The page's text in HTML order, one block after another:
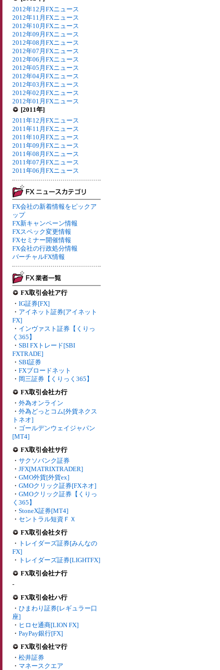
2012年12月FXニュース
2012年11月FXニュース
2012年10月FXニュース
2012年09月FXニュース
2012年08月FXニュース
2012年07月FXニュース
2012年06月FXニュース
2012年05月FXニュース
2012年04月FXニュース
2012年03月FXニュース
2012年02月FXニュース
2012年01月FXニュース
[2011年]
2011年12月FXニュース
2011年11月FXニュース
2011年10月FXニュース
2011年09月FXニュース
2011年08月FXニュース
2011年07月FXニュース
2011年06月FXニュース
FX会社の新着情報をピックア
ップ
FX新キャンペーン情報
FXスペック変更情報
FXセミナー開催情報
FX会社の行政処分情報
バーチャルFX情報
FX取引会社ア行
・ IG証券[FX]
・ アイネット証券[アイネット
FX]
・ インヴァスト証券【くりっ
く365】
・ SBI FXトレード[SBI
FXTRADE]
・ SBI証券
・ FXブロードネット
・ 岡三証券【くりっく365】
FX取引会社カ行
・ 外為オンライン
・ 外為どっとコム[外貨ネクス
トネオ]
・ ゴールデンウェイジャパン
[MT4]
FX取引会社サ行
・ サクソバンク証券
・ JFX[MATRIXTRADER]
・ GMO外貨[外貨ex]
・ GMOクリック証券[FXネオ]
・ GMOクリック証券【くりっ
く365】
・ StoneX証券[MT4]
・ セントラル短資ＦＸ
FX取引会社タ行
・ トレイダーズ証券[みんなの
FX]
・ トレイダーズ証券[LIGHTFX]
FX取引会社ナ行
-
FX取引会社ハ行
・ ひまわり証券[レギュラー口
座]
・ ヒロセ通商[LION FX]
・ PayPay銀行[FX]
FX取引会社マ行
・ 松井証券
・ マネースクエア